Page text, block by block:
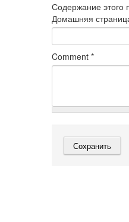
Содержание этого
Домашняя
Comment *